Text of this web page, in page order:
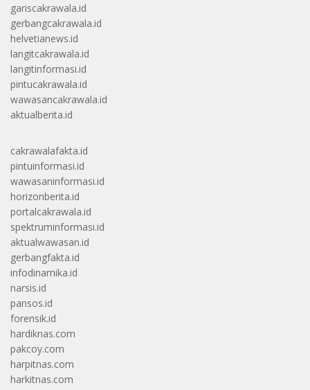
gariscakrawala.id
gerbangcakrawala.id
helvetianews.id
langitcakrawala.id
langitinformasi.id
pintucakrawala.id
wawasancakrawala.id
aktualberita.id
cakrawalafakta.id
pintuinformasi.id
wawasaninformasi.id
horizonberita.id
portalcakrawala.id
spektruminformasi.id
aktualwawasan.id
gerbangfakta.id
infodinamika.id
narsis.id
pansos.id
forensik.id
hardiknas.com
pakcoy.com
harpitnas.com
harkitnas.com